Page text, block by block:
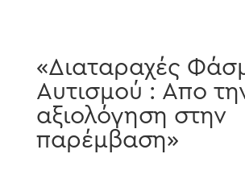
«Διαταραχές
Αυτισμού : Απο
αξιολόγηση στην
παρέμβαση»